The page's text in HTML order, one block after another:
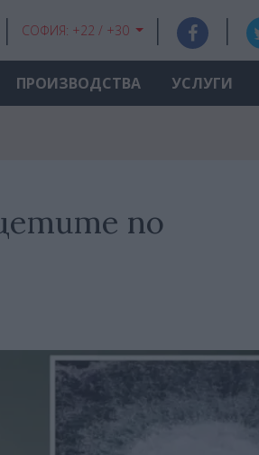
СОФИЯ: +22 / +30
ПРОИЗВОДСТВА УСЛУГИ
по